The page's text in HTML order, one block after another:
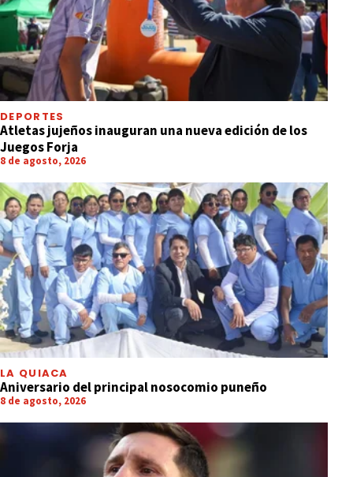
DEPORTES
Atletas jujeños inauguran una nueva edición de los
Juegos Forja
8 de agosto, 2026
LA QUIACA
Aniversario del principal nosocomio puneño
8 de agosto, 2026